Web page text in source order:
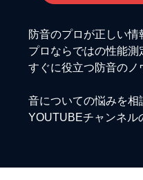
防音のプロが正しい情
プロならではの性能
すぐに役立つ防音のノ
音についての悩みを相
YOUTUBEチャンネル